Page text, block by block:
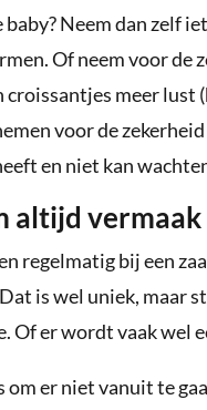
baby? Neem dan zelf
Of neem voor de
croissantjes meer
voor de
en niet kan
altijd vermaak
regelmatig bij een
is wel uniek, maar
Of er wordt vaak wel
om er niet vanuit te